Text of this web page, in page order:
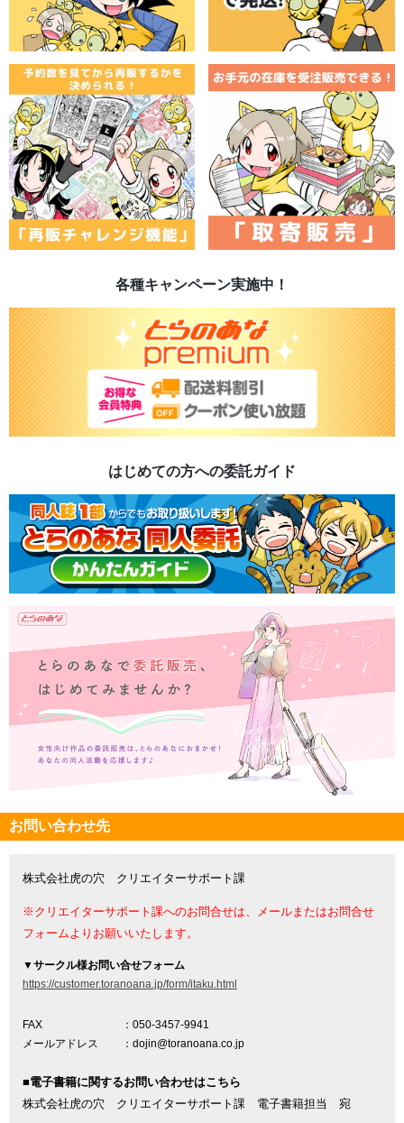
各種キャンペーン実施中！
はじめての方への委託ガイド
お問い合わせ先
株式会社虎の穴 クリエイターサポート課
※クリエイターサポート課へのお問合せは、メールまたはお問合せ
フォームよりお願いいたします。
▼サークル様お問い合せフォーム
https://customer.toranoana.jp/form/itaku.html
FAX
：050-3457-9941
メールアドレス
：dojin@toranoana.co.jp
■電子書籍に関するお問い合わせはこちら
株式会社虎の穴 クリエイターサポート課 電子書籍担当 宛